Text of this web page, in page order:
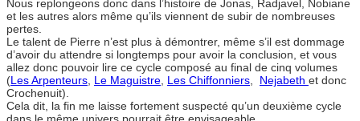
Nous replongeons donc dans l’histoire de Jonas, Radjavel, Nobiane
et les autres alors même qu’ils viennent de subir de nombreuses
pertes.
Le talent de Pierre n’est plus à démontrer, même s’il est dommage
d’avoir du attendre si longtemps pour avoir la conclusion, et vous
allez donc pouvoir lire ce cycle composé au final de cinq volumes
(Les Arpenteurs, Le Maguistre, Les Chiffonniers, Nejabeth et donc
Crochenuit).
Cela dit, la fin me laisse fortement suspecté qu’un deuxième cycle